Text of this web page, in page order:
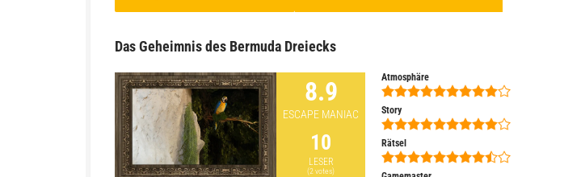
Das Geheimnis des Bermuda Dreiecks
8.9
ESCAPE MANIAC
10
LESER
(2 votes)
Atmosphäre
Story
Rätsel